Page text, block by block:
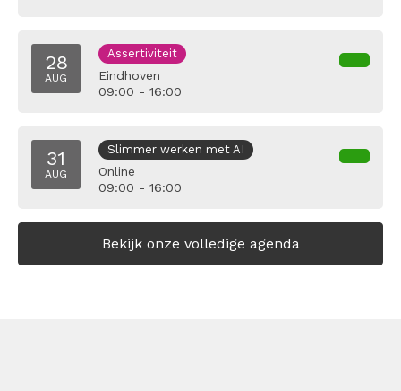
28
AUG
Assertiviteit
Eindhoven
09:00 - 16:00
31
AUG
Slimmer werken met AI
Online
09:00 - 16:00
Bekijk onze volledige agenda